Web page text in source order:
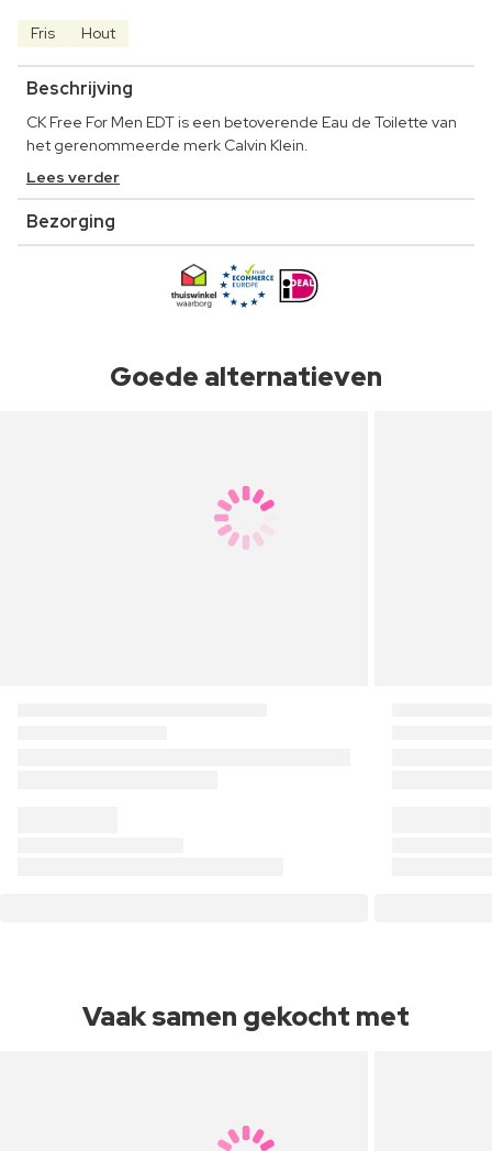
Fris Hout
Beschrijving
CK Free For Men EDT is een betoverende Eau de Toilette van
het gerenommeerde merk Calvin Klein.
Lees verder
Bezorging
Goede alternatieven
Vaak samen gekocht met